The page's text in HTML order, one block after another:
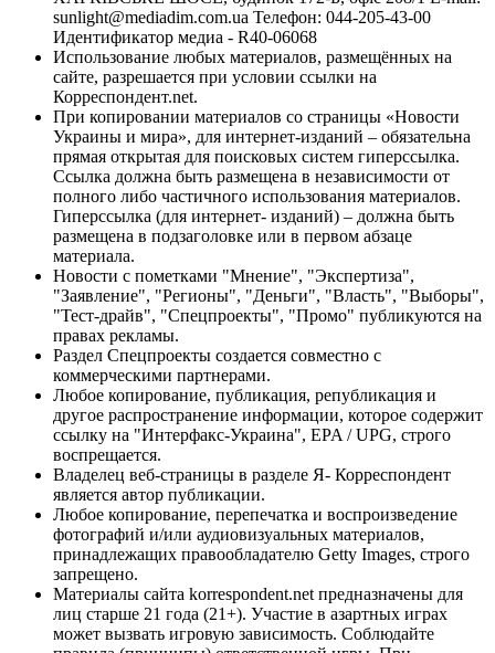
sunlight@mediadim.com.ua Телефон: 044-205-43-00
Идентификатор медиа - R40-06068
Использование любых материалов, размещённых на
сайте, разрешается при условии ссылки на
Корреспондент.net.
При копировании материалов со страницы «Новости
Украины и мира», для интернет-изданий – обязательна
прямая открытая для поисковых систем гиперссылка.
Ссылка должна быть размещена в независимости от
полного либо частичного использования материалов.
Гиперссылка (для интернет- изданий) – должна быть
размещена в подзаголовке или в первом абзаце
материала.
Новости с пометками "Мнение", "Экспертиза",
"Заявление", "Регионы", "Деньги", "Власть", "Выборы",
"Тест-драйв", "Спецпроекты", "Промо" публикуются на
правах рекламы.
Раздел Спецпроекты создается совместно с
коммерческими партнерами.
Любое копирование, публикация, републикация и
другое распространение информации, которое содержит
ссылку на "Интерфакс-Украина", EPA / UPG, строго
воспрещается.
Владелец веб-страницы в разделе Я- Корреспондент
является автор публикации.
Любое копирование, перепечатка и воспроизведение
фотографий и/или аудиовизуальных материалов,
принадлежащих правообладателю Getty Images, строго
запрещено.
Материалы сайта korrespondent.net предназначены для
лиц старше 21 года (21+). Участие в азартных играх
может вызвать игровую зависимость. Соблюдайте